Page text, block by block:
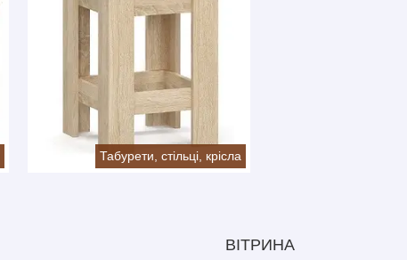
Табурети, стільці, крісла
ВІТРИНА